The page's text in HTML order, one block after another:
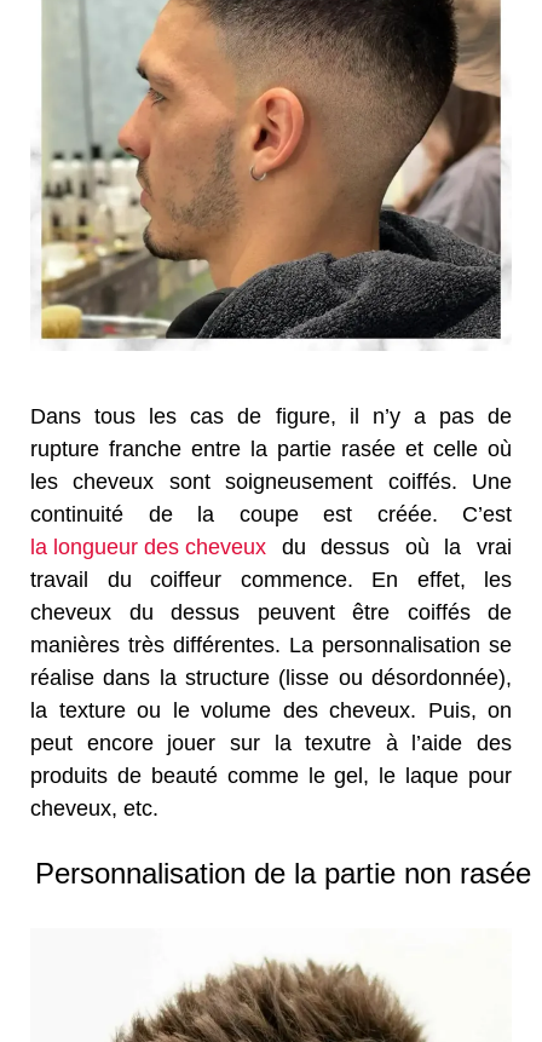
Dans tous les cas de figure, il n’y a pas de
rupture franche entre la partie rasée et celle où
les cheveux sont soigneusement coiffés. Une
continuité de la coupe est créée. C’est
la longueur des cheveux du dessus où la vrai
travail du coiffeur commence. En effet, les
cheveux du dessus peuvent être coiffés de
manières très différentes. La personnalisation se
réalise dans la structure (lisse ou désordonnée),
la texture ou le volume des cheveux. Puis, on
peut encore jouer sur la texutre à l’aide des
produits de beauté comme le gel, le laque pour
cheveux, etc.
Personnalisation de la partie non rasée